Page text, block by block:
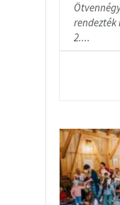
rendezték
2....